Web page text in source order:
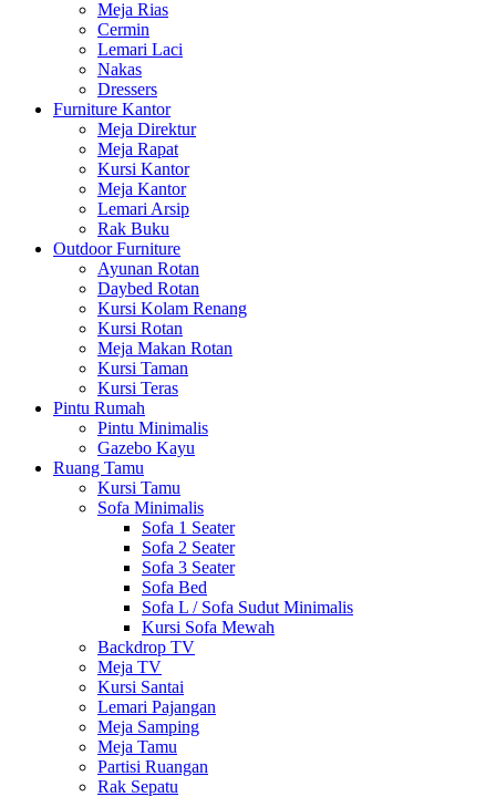
Meja Rias
Cermin
Lemari Laci
Nakas
Dressers
Furniture Kantor
Meja Direktur
Meja Rapat
Kursi Kantor
Meja Kantor
Lemari Arsip
Rak Buku
Outdoor Furniture
Ayunan Rotan
Daybed Rotan
Kursi Kolam Renang
Kursi Rotan
Meja Makan Rotan
Kursi Taman
Kursi Teras
Pintu Rumah
Pintu Minimalis
Gazebo Kayu
Ruang Tamu
Kursi Tamu
Sofa Minimalis
Sofa 1 Seater
Sofa 2 Seater
Sofa 3 Seater
Sofa Bed
Sofa L / Sofa Sudut Minimalis
Kursi Sofa Mewah
Backdrop TV
Meja TV
Kursi Santai
Lemari Pajangan
Meja Samping
Meja Tamu
Partisi Ruangan
Rak Sepatu